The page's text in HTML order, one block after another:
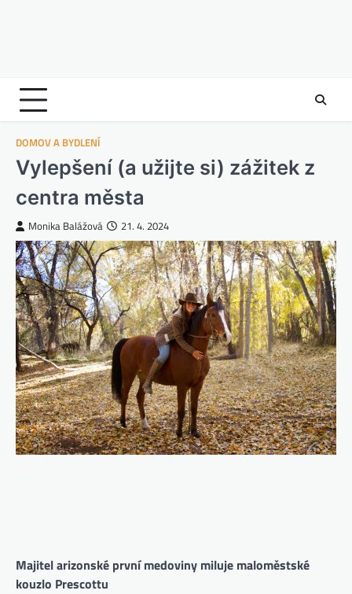
DOMOV A BYDLENÍ
Vylepšení (a užijte si) zážitek z
centra města
Monika Balážová 21. 4. 2024
Majitel arizonské první medoviny miluje maloměstské
kouzlo Prescottu